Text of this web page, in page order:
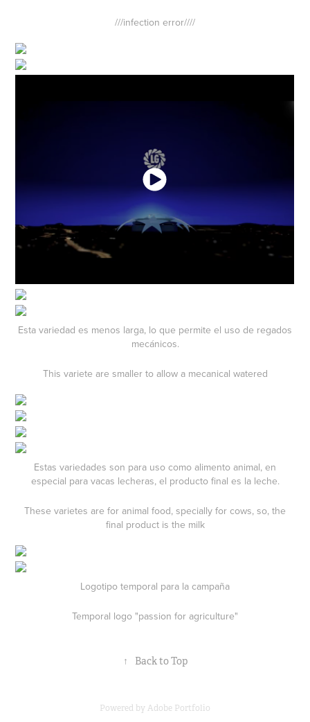
///infection error////
Esta variedad es menos larga, lo que permite el uso de regados
mecánicos.
This variete are smaller to allow a mecanical watered
Estas variedades son para uso como alimento animal, en
especial para vacas lecheras, el producto final es la leche.
These varietes are for animal food, specially for cows, so, the
final product is the milk
Logotipo temporal para la campaña
Temporal logo "passion for agriculture"
↑ Back to Top
Powered by Adobe Portfolio